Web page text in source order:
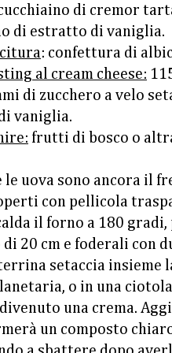
di cremor
di estratto di vaniglia.
: confettura di
al cream cheese:
di zucchero a velo
vaniglia.
frutti di bosco o
le uova sono ancora il
con pellicola
il forno a 180
20 cm e foderali con
setaccia insieme
o in una
una crema.
un composto